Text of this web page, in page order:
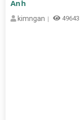
Anh
kimngan 49643